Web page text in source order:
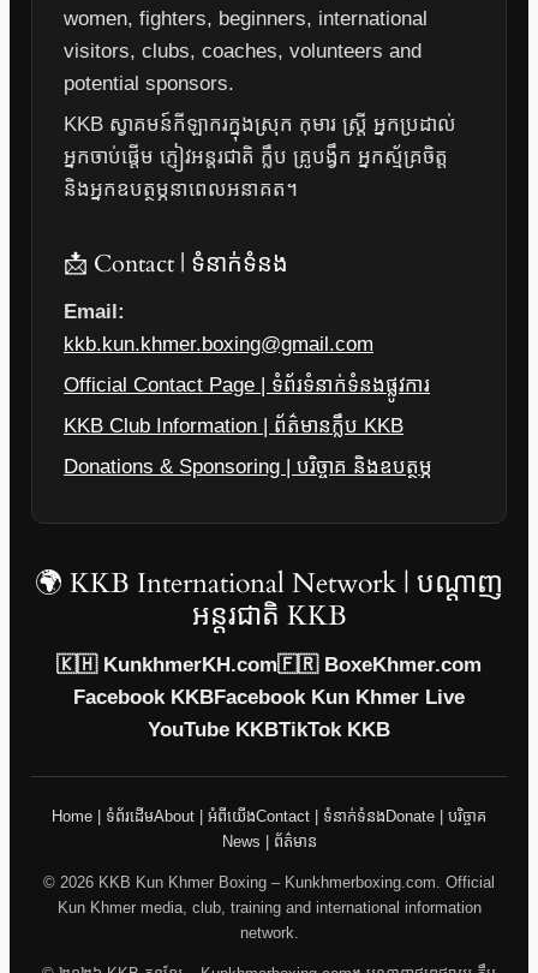
women, fighters, beginners, international
visitors, clubs, coaches, volunteers and
potential sponsors.
KKB ស្វាគមន៍កីឡាករក្នុងស្រុក កុមារ ស្ត្រី អ្នកប្រដាល់
អ្នកចាប់ផ្តើម ភ្ញៀវអន្តរជាតិ ក្លឹប គ្រូបង្វឹក អ្នកស្ម័គ្រចិត្ត
និងអ្នកឧបត្ថម្ភនាពេលអនាគត។
📩 Contact | ទំនាក់ទំនង
Email:
kkb.kun.khmer.boxing@gmail.com
Official Contact Page | ទំព័រទំនាក់ទំនងផ្លូវការ
KKB Club Information | ព័ត៌មានក្លឹប KKB
Donations & Sponsoring | បរិច្ចាគ និងឧបត្ថម្ភ
🌍 KKB International Network | បណ្តាញ
អន្តរជាតិ KKB
🇰🇭 KunkhmerKH.com🇫🇷 BoxeKhmer.com
Facebook KKBFacebook Kun Khmer Live
YouTube KKBTikTok KKB
Home | ទំព័រដើមAbout | អំពីយើងContact | ទំនាក់ទំនង Donate | បរិច្ចាគ
News | ព័ត៌មាន
© 2026 KKB Kun Khmer Boxing – Kunkhmerboxing.com. Official
Kun Khmer media, club, training and international information
network.